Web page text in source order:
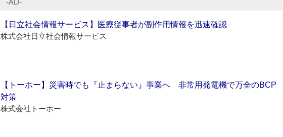
‐AD‐
【日立社会情報サービス】医療従事者が副作用情報を迅速確認
株式会社日立社会情報サービス
【トーホー】災害時でも『止まらない』事業へ 非常用発電機で万全のBCP
対策
株式会社トーホー